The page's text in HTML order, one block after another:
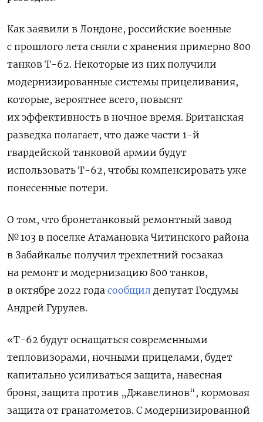
Как заявили в Лондоне, российские военные
с прошлого лета сняли с хранения примерно 800
танков Т-62. Некоторые из них получили
модернизированные системы прицеливания,
которые, вероятнее всего, повысят
их эффективность в ночное время. Британская
разведка полагает, что даже части 1-й
гвардейской танковой армии будут
использовать Т-62, чтобы компенсировать уже
понесенные потери.
О том, что бронетанковый ремонтный завод
№ 103 в поселке Атамановка Читинского района
в Забайкалье получил трехлетний госзаказ
на ремонт и модернизацию 800 танков,
в октябре 2022 года сообщил депутат Госдумы
Андрей Гурулев.
«Т-62 будут оснащаться современными
тепловизорами, ночными прицелами, будет
капитально усиливаться защита, навесная
броня, защита против „Джавелинов“, кормовая
защита от гранатометов. С модернизированной